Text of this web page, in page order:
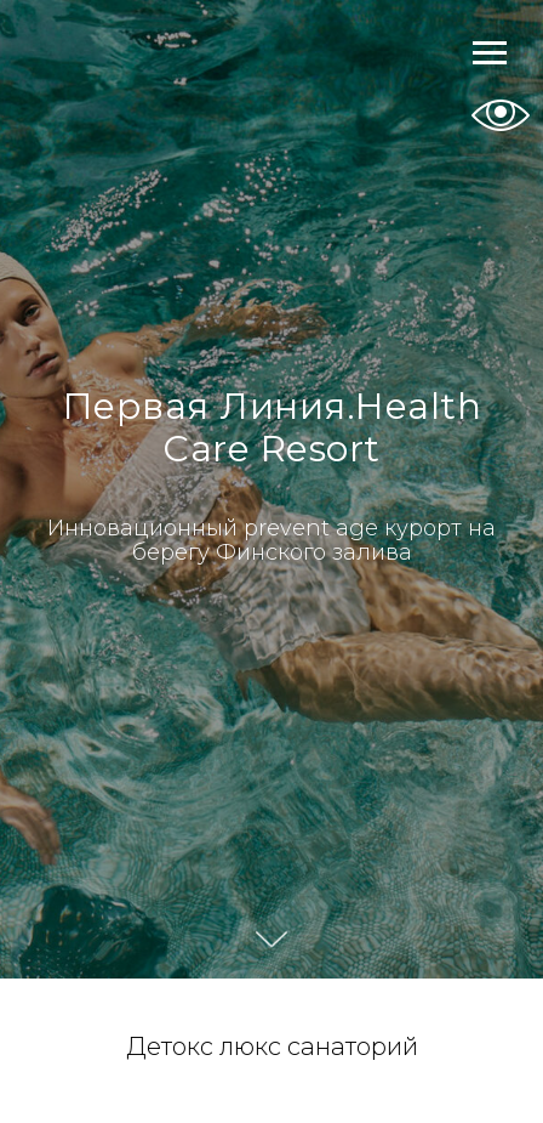
Первая Линия.Health
Care Resort
Инновационный prevent age курорт на
берегу Финского залива
Детокс люкс санаторий